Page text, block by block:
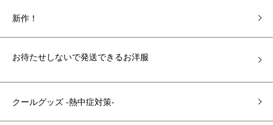
新作！
お待たせしないで発送できるお洋服
クールグッズ -熱中症対策-